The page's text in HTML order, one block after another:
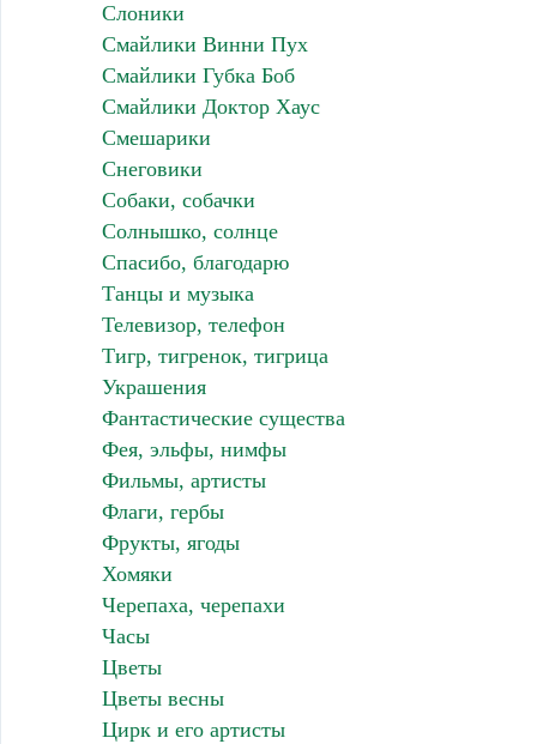
Слоники
Смайлики Винни Пух
Смайлики Губка Боб
Смайлики Доктор Хаус
Смешарики
Снеговики
Собаки, собачки
Солнышко, солнце
Спасибо, благодарю
Танцы и музыка
Телевизор, телефон
Тигр, тигренок, тигрица
Украшения
Фантастические существа
Фея, эльфы, нимфы
Фильмы, артисты
Флаги, гербы
Фрукты, ягоды
Хомяки
Черепаха, черепахи
Часы
Цветы
Цветы весны
Цирк и его артисты